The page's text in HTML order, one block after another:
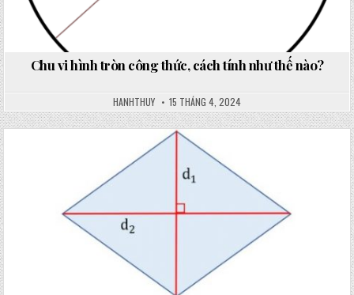
Chu vi hình tròn công thức, cách tính như thế nào?
HANHTHUY 15 THÁNG 4, 2024